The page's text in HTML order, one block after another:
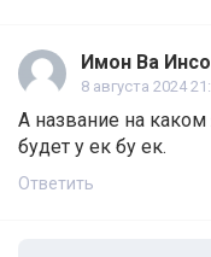
Имон Ва
8 августа 2024
А название на
будет у ек бу ек.
Ответить